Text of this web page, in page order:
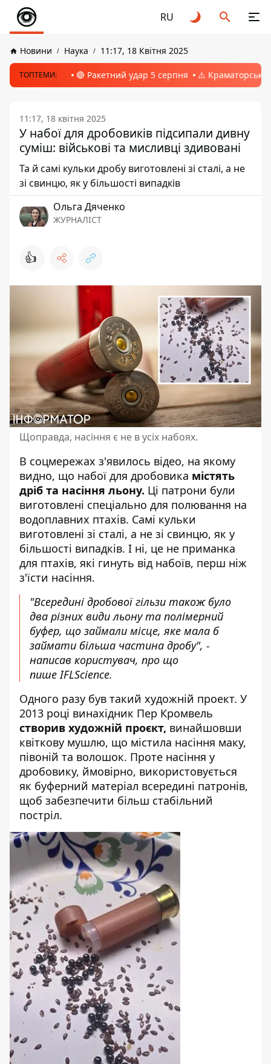
RU
Новини Наука 11:17, 18 Квітня 2025
ТОПТЕМИ: 🔴 Ракетний удар 5 серпня ⚠️ Краматорськ,
11:17, 18 квітня 2025
У набої для дробовиків підсипали дивну
суміш: військові та мисливці здивовані
Та й самі кульки дробу виготовлені зі сталі, а не
зі свинцю, як у більшості випадків
Ольга Дяченко
ЖУРНАЛІСТ
👍
Щоправда, насіння є не в усіх набоях.
В соцмережах з'явилось відео, на якому
видно, що набої для дробовика містять
дріб та насіння льону. Ці патрони були
виготовлені спеціально для полювання на
водоплавних птахів. Самі кульки
виготовлені зі сталі, а не зі свинцю, як у
більшості випадків. І ні, це не приманка
для птахів, які гинуть від набоїв, перш ніж
з'їсти насіння.
"Всередині дробової гільзи також було
два різних види льону та полімерний
буфер, що займали місце, яке мала б
займати більша частина дробу", -
написав користувач, про що
пише IFLScience.
Одного разу був такий художній проект. У
2013 році винахідник Пер Кромвель
створив художній проєкт, винайшовши
квіткову мушлю, що містила насіння маку,
півоній та волошок. Проте насіння у
дробовику, ймовірно, використовується
як буферний матеріал всередині патронів,
щоб забезпечити більш стабільний
постріл.